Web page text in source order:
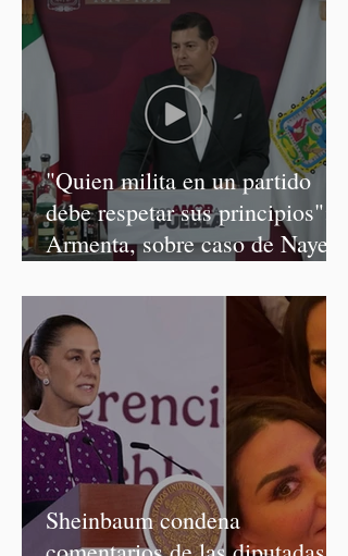
"Quien milita en un partido
debe respetar sus principios":
Armenta, sobre caso de Nayeli
Sheinbaum condena